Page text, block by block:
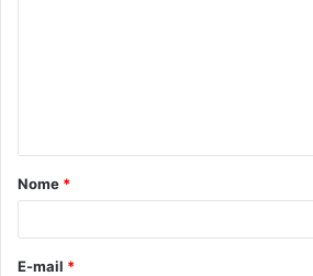
á
r
Nome *
E-mail *